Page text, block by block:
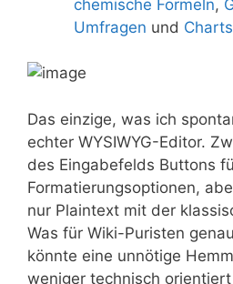
chemische Formeln,
Umfragen und Charts
Das einzige, was ich
echter WYSIWYG-Editor.
des Eingabefelds Buttons
Formatierungsoptionen,
nur Plaintext mit der
Was für Wiki-Puristen
könnte eine unnötige
weniger technisch